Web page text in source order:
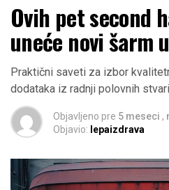
Ovih pet second
uneće novi šarm
Praktični saveti za izbor
dodataka iz radnji polovnih stvari
Objavljeno pre 5 meseci ,
Objavio: lepaizdrava